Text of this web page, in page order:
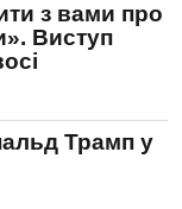
з вами про
Виступ
Трамп у